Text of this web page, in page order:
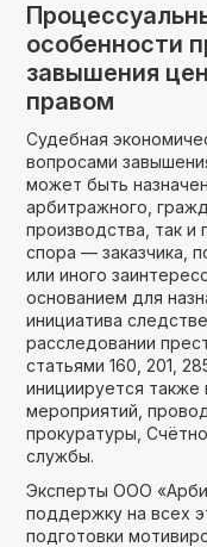
особенности
завышения
правом
Судебная
вопросами
может быть
арбитражного,
производства, так и
спора — заказчика,
или иного
основанием для
инициатива
расследовании
статьями 160, 201,
инициируется также
мероприятий,
прокуратуры,
службы.
Эксперты ООО
поддержку на всех
подготовки